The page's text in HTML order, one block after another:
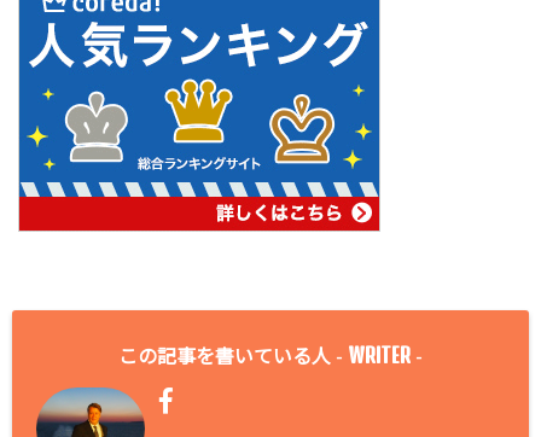
この記事を書いている人 - WRITER -